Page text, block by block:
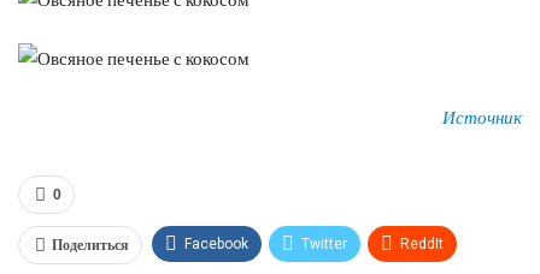
Источник
0
Поделиться Facebook Twitter ReddIt